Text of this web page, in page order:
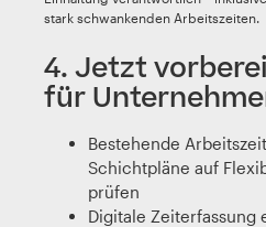
stark schwankenden Arbeitszeiten.
4. Jetzt
für
Bestehende
Schichtpläne auf
prüfen
Digitale Zeiterfassung